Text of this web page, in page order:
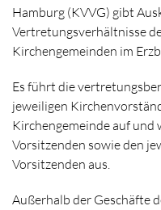
Hamburg (KVVG) gibt
Vertretungsverhältnisse
Kirchengemeinden im
Es führt die
jeweiligen
Kirchengemeinde auf und
Vorsitzenden sowie den
Vorsitzenden aus.
Außerhalb der Geschäfte